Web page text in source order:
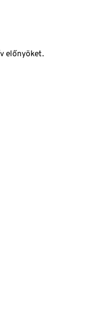
előnyöket.